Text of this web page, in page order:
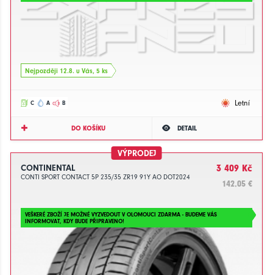
Nejpozději 12.8. u Vás, 5 ks
C A B Letní
DO KOŠÍKU DETAIL
VÝPRODEJ
CONTINENTAL
CONTI SPORT CONTACT 5P 235/35 ZR19 91Y AO DOT2024
3 409 Kč
142.05 €
VEŠKERÉ ZBOŽÍ JE MOŽNÉ VYZVEDOUT V OLOMOUCI ZDARMA - BUDEME VÁS
INFORMOVAT, KDY BUDE PŘIPRAVENO!